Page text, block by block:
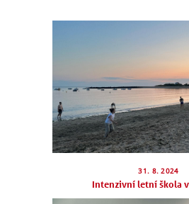
31. 8. 2024
Intenzivní letní škola